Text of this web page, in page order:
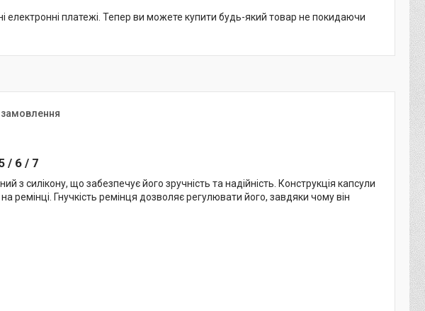
електронні платежі. Тепер ви можете купити будь-який товар не покидаючи
/ 6 / 7
силікону, що забезпечує його зручність та надійність. Конструкція капсули
ремінці. Гнучкість ремінця дозволяє регулювати його, завдяки чому він